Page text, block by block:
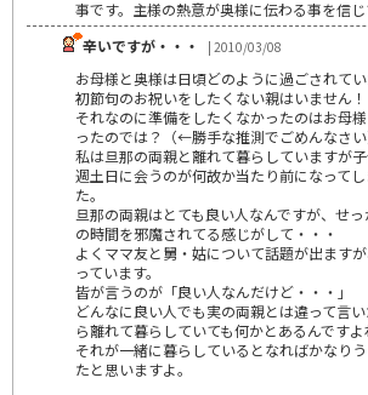
事です。主様の熱意が奥様に伝わる事を信じ
辛いですが・・・
| 2010/03/08
お母様と奥様は日頃どのように過ごされて
初節句のお祝いをしたくない親はいません！
それなのに準備をしたくなかったのはお母
ったのでは？（←勝手な推測でごめんなさい
私は旦那の両親と離れて暮らしていますが
週土日に会うのが何故か当たり前になって
た。
旦那の両親はとても良い人なんですが、せ
の時間を邪魔されてる感じがして・・・
よくママ友と舅・姑について話題が出ます
っています。
皆が言うのが「良い人なんだけど・・・」
どんなに良い人でも実の両親とは違って言
ら離れて暮らしていても何かとあるんですよ
それが一緒に暮らしているとなればかなり
たと思いますよ。